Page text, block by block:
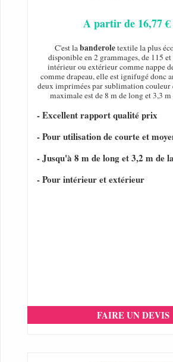
A partir de 16,77
C'est labanderoletextile la plus
disponible en 2 grammages, de 115
intérieur ou extérieur comme nappe
comme drapeau, elle est ignifugé donc
deux imprimées par sublimation
maximale est de 8 m de long et 3,3
- Excellent rapport qualité prix
- Pour utilisation de courte et
- Jusqu'à 8 m de long et 3,2 m de
- Pour intérieur et extérieur
FAIRE UN DEVIS